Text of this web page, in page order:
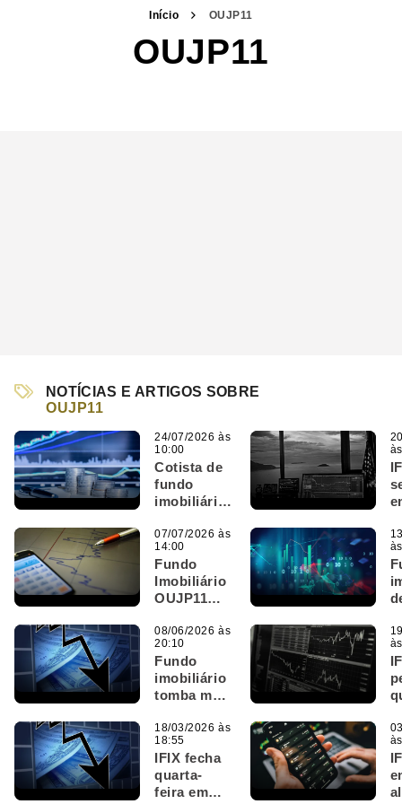
Início OUJP11
OUJP11
NOTÍCIAS E ARTIGOS SOBRE
OUJP11
Cotista de
fundo
imobiliário
adeus à
bolsa tem
pouco
tempo para
votar em
24/07/2026 às
10:00
Fundo
Imobiliário
OUJP11
cotistas
para
votação;
entenda o
cenário
07/07/2026 às
14:00
Fundo
imobiliário
tomba mais
Bolsa hoje
(8); o que
aconteceu?
08/06/2026 às
20:10
IFIX fecha
quarta-
feira em
18/03/2026 às
18:55